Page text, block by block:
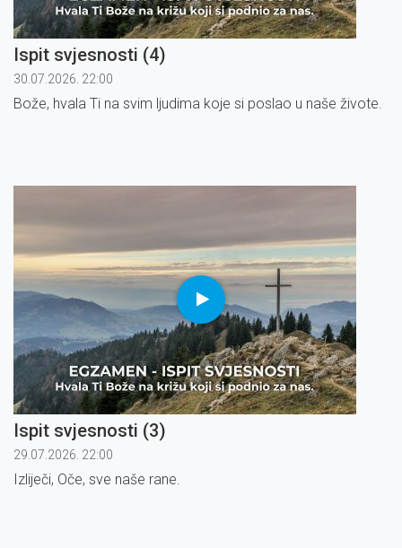
Ispit svjesnosti (4)
30.07.2026. 22:00
Bože, hvala Ti na svim ljudima koje si poslao u naše živote.
Ispit svjesnosti (3)
29.07.2026. 22:00
Izliječi, Oče, sve naše rane.